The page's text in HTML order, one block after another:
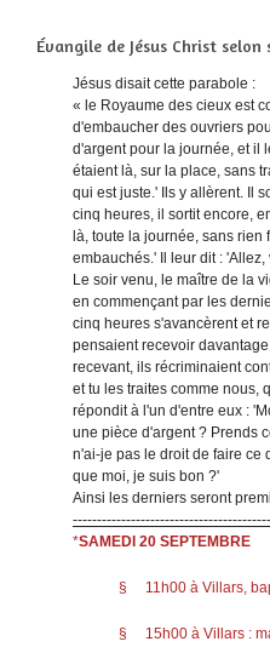
Évangile de Jésus Christ
Jésus disait cette parabole :
« le Royaume des cieux est
d'embaucher des ouvriers
d'argent pour la journée, et il
étaient là, sur la place, sans
qui est juste.' Ils y allèrent. Il
cinq heures, il sortit encore,
là, toute la journée, sans rien
embauchés.' Il leur dit :
Le soir venu, le maître de la
en commençant par les
cinq heures s'avancèrent et
pensaient recevoir
recevant, ils récriminaient
et tu les traites comme nous,
répondit à l'un d'entre eux :
une pièce d'argent ? Prends
n'ai-je pas le droit de faire ce
que moi, je suis bon ?'
Ainsi les derniers seront
*SAMEDI 20 SEPTEMBRE
§ 11h00 à Villars,
§ 15h00 à Villars :